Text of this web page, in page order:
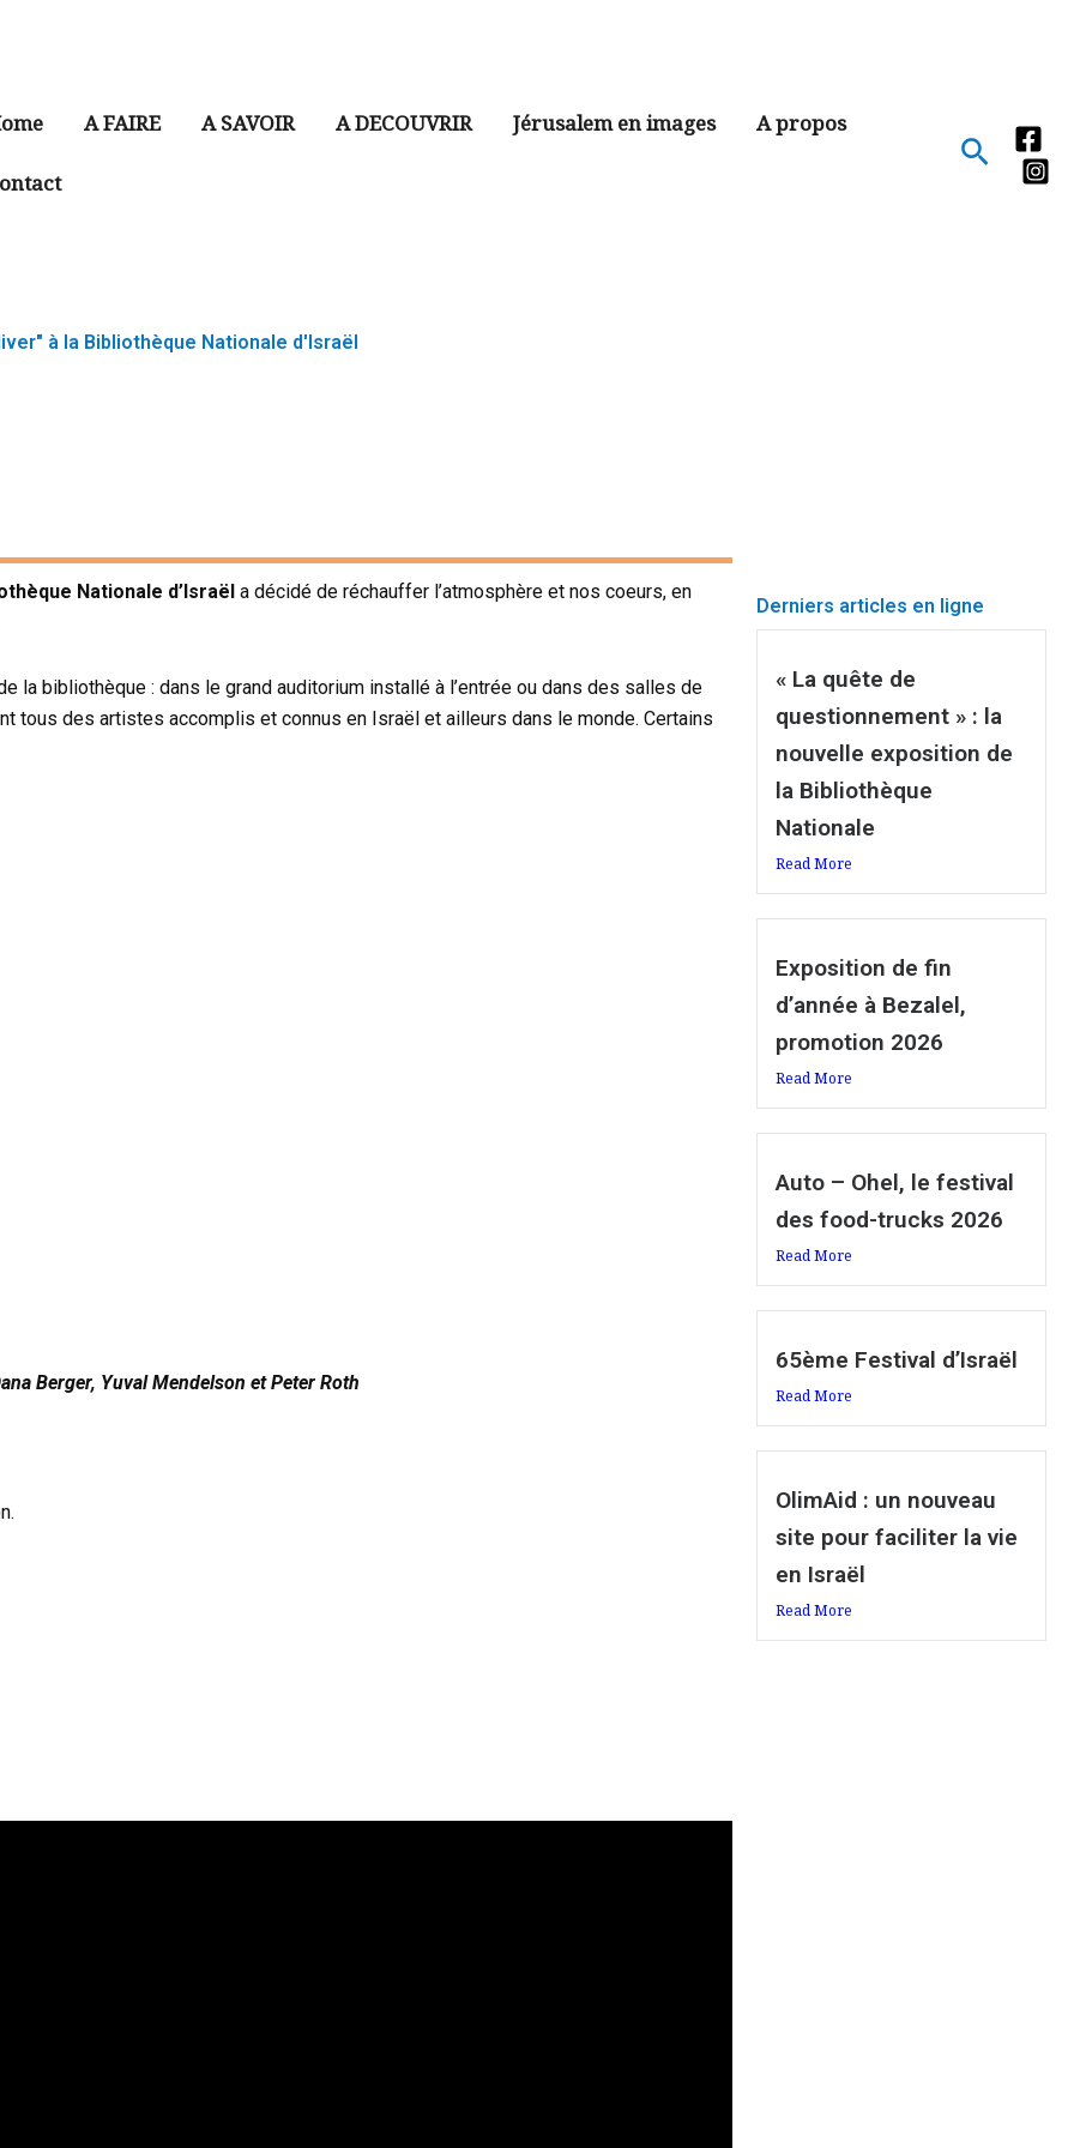
A FAIRE A SAVOIR A DECOUVRIR Jérusalem en images A propos
à la Bibliothèque Nationale d'Israël
Nationale d’Israël a décidé de réchauffer l’atmosphère et nos coeurs, en
la bibliothèque : dans le grand auditorium installé à l’entrée ou dans des salles de
tous des artistes accomplis et connus en Israël et ailleurs dans le monde. Certains
Berger, Yuval Mendelson et Peter Roth
Derniers articles en ligne
« La quête de
questionnement » : la
nouvelle exposition de
la Bibliothèque
Nationale
Read More
Exposition de fin
d’année à Bezalel,
promotion 2026
Read More
Auto – Ohel, le festival
des food-trucks 2026
Read More
65ème Festival d’Israël
Read More
OlimAid : un nouveau
site pour faciliter la vie
en Israël
Read More